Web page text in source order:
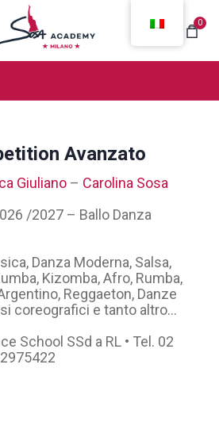
0
Avanzato
Giuliano – Carolina Sosa
/2027 – Ballo Danza
Danza Moderna, Salsa,
Kizomba, Afro, Rumba,
Reggaeton, Danze
coreografici e tanto altro…
School SSd a RL • Tel. 02